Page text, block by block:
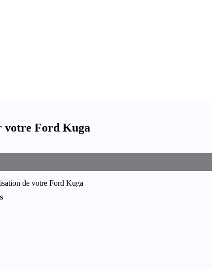
votre Ford Kuga
de votre Ford Kuga